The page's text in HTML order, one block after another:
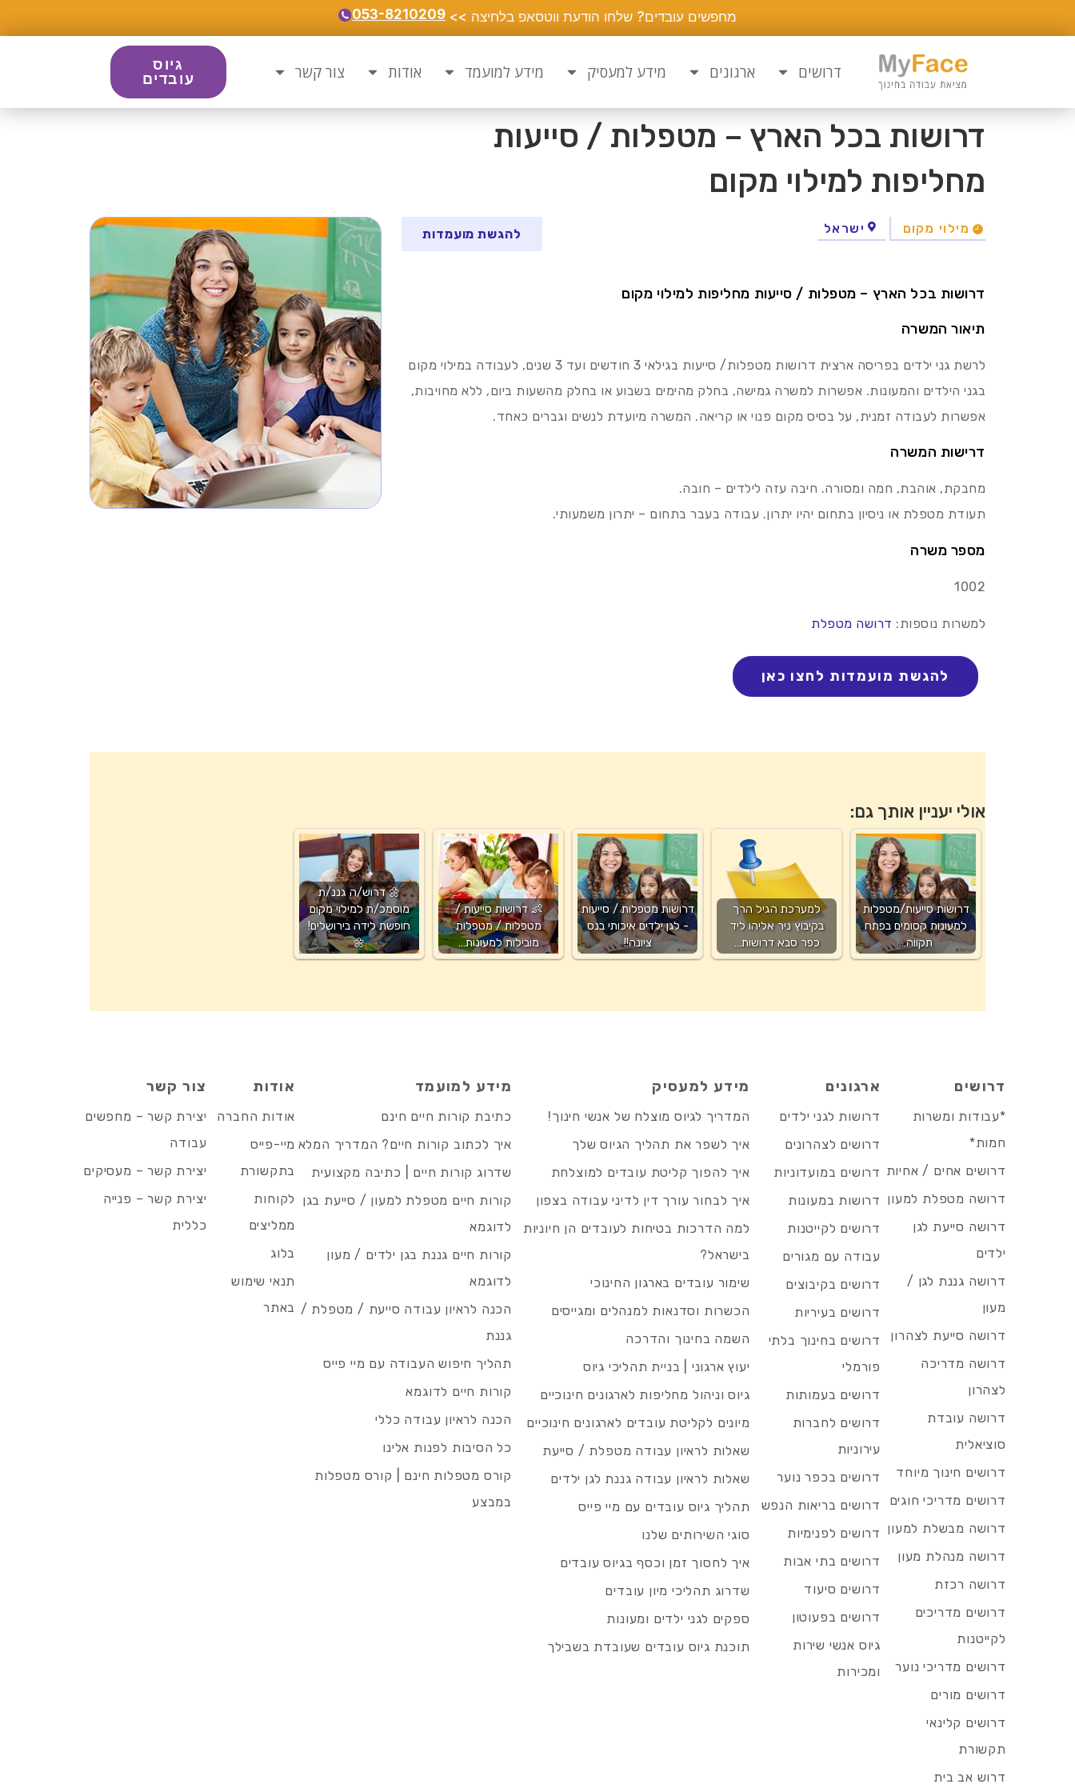
מחפשים עובדים? שלחו הודעת ווטסאפ בלחיצה >> 053-8210209
דרושים ארגונים מידע למעסיק מידע למועמד אודות צור קשר
גיוס
עובדים
דרושות בכל הארץ – מטפלות / סייעות
מחליפות למילוי מקום
מילוי מקום ישראל להגשת מועמדות
דרושות בכל הארץ – מטפלות / סייעות מחליפות למילוי מקום
תיאור המשרה
לרשת גני ילדים בפריסה ארצית דרושות מטפלות/ סייעות בגילאי 3 חודשים ועד 3 שנים, לעבודה במילוי מקום
בגני הילדים והמעונות. אפשרות למשרה גמישה, בחלק מהימים בשבוע או בחלק מהשעות ביום, ללא מחויבות,
אפשרות לעבודה זמנית, על בסיס מקום פנוי או קריאה. המשרה מיועדת לנשים וגברים כאחד.
דרישות המשרה
מחבקת, אוהבת, חמה ומסורה. חיבה עזה לילדים – חובה.
תעודת מטפלת או ניסיון בתחום יהיו יתרון. עבודה בעבר בתחום – יתרון משמעותי.
מספר משרה
1002
למשרות נוספות: דרושה מטפלת
אולי יעניין אותך גם:
🌼 דרוש/ה גננ/ת
מוסמכ/ת למילוי מקום
חופשת לידה בירושלים!
🌼
👶 דרושות סייעות /
מטפלות / מטפלות
מובילות למעונות…
דרושות מטפלות / סייעות
- לגן ילדים איכותי בנס
ציונה!!
למערכת הגיל הרך
בקיבוץ ניר אליהו ליד
כפר סבא דרושות…
דרושות סייעות/מטפלות
למעונות קסומים בפתח
תקווה…
דרושים
*עבודות ומשרות
חמות*
דרושים אחים / אחיות
דרושה מטפלת למעון
דרושה סייעת לגן
ילדים
דרושה גננת לגן /
מעון
דרושה סייעת לצהרון
דרושה מדריכה
לצהרון
דרושה עובדת
סוציאלית
דרושים חינוך מיוחד
דרושים מדריכי חוגים
דרושה מבשלת למעון
דרושה מנהלת מעון
דרושה רכזת
דרושים מדריכים
לקייטנות
דרושים מדריכי נוער
דרושים מורים
דרושים קלינאי
תקשורת
דרוש אב בית
ארגונים
דרושות לגני ילדים
דרושים לצהרונים
דרושים במועדוניות
דרושות במעונות
דרושים לקייטנות
עבודה עם מגורים
דרושים בקיבוצים
דרושים בעיריות
דרושים בחינוך בלתי
פורמלי
דרושים בעמותות
דרושים לחברות
עירוניות
דרושים בכפר נוער
דרושים בריאות הנפש
דרושים לפנימיות
דרושים בתי אבות
דרושים סיעוד
דרושים בפעוטון
גיוס אנשי שירות
ומכירות
מידע למעסיק
המדריך לגיוס מוצלח של אנשי חינוך!
איך לשפר את תהליך הגיוס שלך
איך להפוך קליטת עובדים למוצלחת
איך לבחור עורך דין לדיני עבודה בצפון
למה הדרכות בטיחות לעובדים הן חיוניות
בישראל?
שימור עובדים בארגון החינוכי
הכשרות וסדנאות למנהלים ומגייסים
השמה בחינוך והדרכה
יעוץ ארגוני | בניית תהליכי גיוס
גיוס וניהול מחליפות לארגונים חינוכיים
מיונים לקליטת עובדים לארגונים חינוכיים
שאלות לראיון עבודה מטפלת / סייעת
שאלות לראיון עבודה גננת לגן ילדים
תהליך גיוס עובדים עם מיי פייס
סוגי השירותים שלנו
איך לחסוך זמן וכסף בגיוס עובדים
שדרוג תהליכי מיון עובדים
ספקים לגני ילדים ומעונות
תוכנת גיוס עובדים שעובדת בשבילך
מידע למועמד
כתיבת קורות חיים חינם
איך לכתוב קורות חיים? המדריך המלא
שדרוג קורות חיים | כתיבה מקצועית
קורות חיים מטפלת למעון / סייעת בגן
לדוגמא
קורות חיים גננת בגן ילדים / מעון
לדוגמא
הכנה לראיון עבודה סייעת / מטפלת /
גננת
תהליך חיפוש העבודה עם מיי פייס
קורות חיים לדוגמא
הכנה לראיון עבודה כללי
כל הסיבות לפנות אלינו
קורס מטפלות חינם | קורס מטפלות
במבצע
אודות
אודות החברה
מיי-פייס
בתקשורת
לקוחות
ממליצים
בלוג
תנאי שימוש
באתר
צור קשר
יצירת קשר – מחפשים
עבודה
יצירת קשר – מעסיקים
יצירת קשר – פנייה
כללית